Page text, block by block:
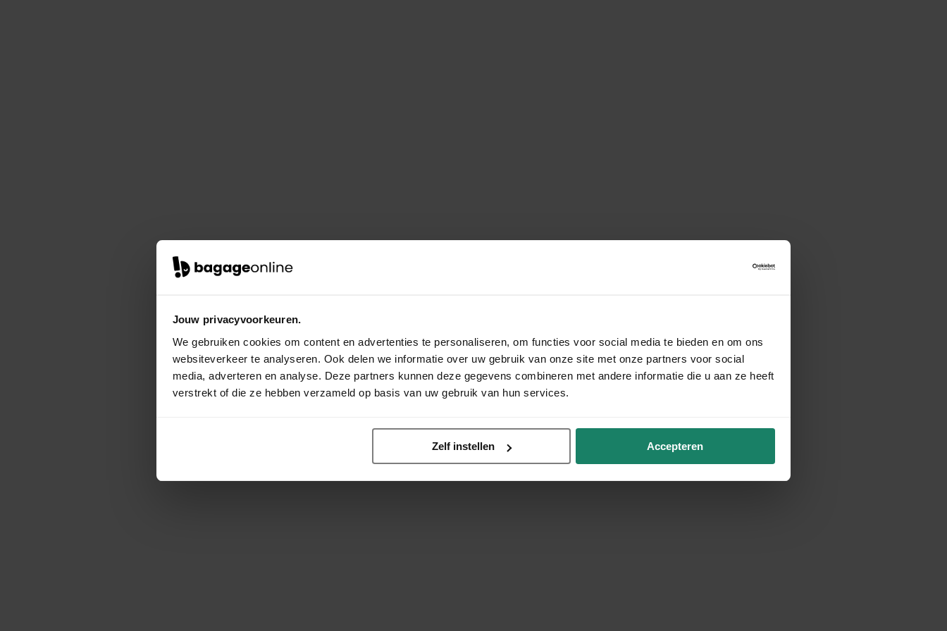
Jouw privacyvoorkeuren.
We gebruiken cookies om content en advertenties te personaliseren, om functies voor social media te bieden en om ons
websiteverkeer te analyseren. Ook delen we informatie over uw gebruik van onze site met onze partners voor social
media, adverteren en analyse. Deze partners kunnen deze gegevens combineren met andere informatie die u aan ze heeft
verstrekt of die ze hebben verzameld op basis van uw gebruik van hun services.
Zelf instellen Accepteren